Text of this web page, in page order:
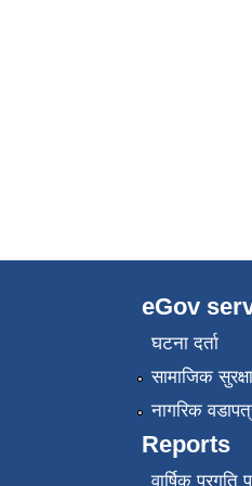
eGov
घटना दर्ता
सामाजिक सुरक्षा
नागरिक
Reports
वार्षिक प्रगति